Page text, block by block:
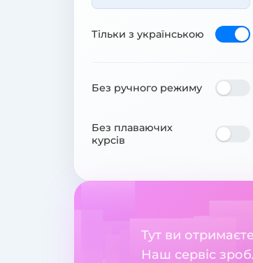
Тільки з українською
Без ручного режиму
Без плаваючих
курсів
Тут ви
Наш сервіс